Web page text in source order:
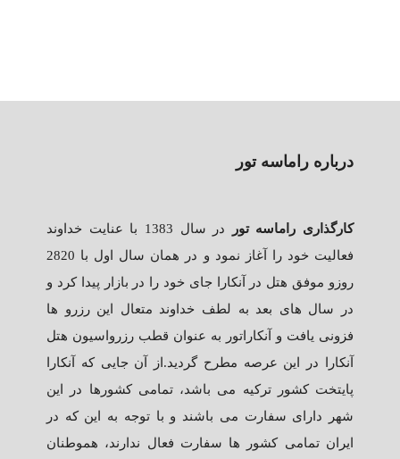
درباره راماسه تور
کارگذاری راماسه تور
در سال 1383 با عنایت خداوند
فعالیت خود را آغاز نمود و در همان سال اول با 2820
روزو موفق هتل در آنکارا جای خود را در بازار پیدا کرد و
در سال های بعد به لطف خداوند متعال این رزرو ها
فزونی یافت و آنکاراتور به عنوان قطب رزرواسیون هتل
آنکارا در این عرصه مطرح گردید.از آن جایی که آنکارا
پایتخت کشور ترکیه می باشد، تمامی کشورها در این
شهر دارای سفارت می باشند و با توجه به این که در
ایران تمامی کشور ها سفارت فعال ندارند، هموطنان